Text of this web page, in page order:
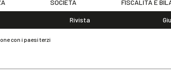
SOCIETÀ FISCALITÀ E
Rivista
con i paesi terzi